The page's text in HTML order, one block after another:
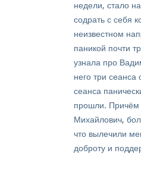
недели, стало
содрать с себя
неизвестном
паникой почти
узнала про
него три сеанса
сеанса
прошли. Причём
Михайлович,
что вылечили
доброту и